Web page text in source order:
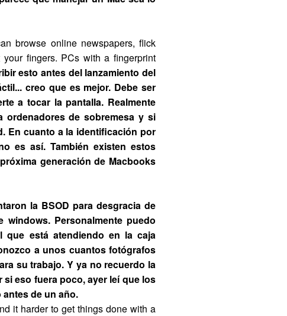
browse online newspapers, flick
fingers. PCs with a fingerprint
esto antes del lanzamiento del
creo que es mejor. Debe ser
a tocar la pantalla. Realmente
de sobremesa y si
En cuanto a la identificación por
es así. También existen estos
generación de Macbooks
la BSOD para desgracia de
Personalmente puedo
está atendiendo en la caja
a unos cuantos fotógrafos
su trabajo. Y ya no recuerdo la
eso fuera poco, ayer leí que los
de un año.
it harder to get things done with a